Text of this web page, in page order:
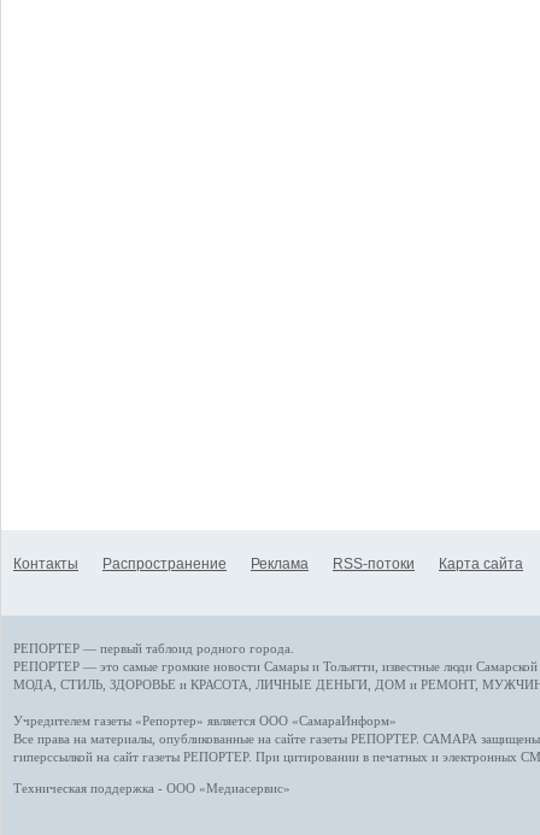
Контакты Распространение Реклама RSS-потоки Карта сайта
РЕПОРТЕР — первый таблоид родного города.
РЕПОРТЕР — это самые громкие новости Самары и Тольятти, известные люди
МОДА, СТИЛЬ ЗДОРОВЬЕ и КРАСОТА ЛИЧНЫЕ ДЕНЬГИ ДОМ и РЕМОНТ,
Учредителем газеты «Репортер» является ООО «СамараИнформ»
Все права на материалы, опубликованные на сайте газеты РЕПОРТЕР. САМАРА защищены.
гиперссылкой на сайт газеты РЕПОРТЕР. При цитировании в печатных и электронных
Техническая поддержка - ООО «Медиасервис»